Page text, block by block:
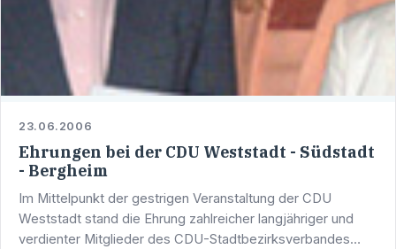
23.06.2006
Ehrungen bei der CDU Weststadt - Südstadt
- Bergheim
Im Mittelpunkt der gestrigen Veranstaltung der CDU
Weststadt stand die Ehrung zahlreicher langjähriger und
verdienter Mitglieder des CDU-Stadtbezirksverbandes